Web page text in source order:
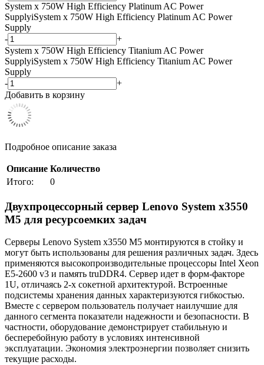
System x 750W High Efficiency Platinum AC Power
SupplyiSystem x 750W High Efficiency Platinum AC Power
Supply
-
+
System x 750W High Efficiency Titanium AC Power
SupplyiSystem x 750W High Efficiency Titanium AC Power
Supply
-
+
Добавить в корзину
Подробное описание заказа
Описание Количество
Итого:
0
Двухпроцессорный сервер Lenovo System x3550
M5 для ресурсоемких задач
Серверы Lenovo System x3550 M5 монтируются в стойку и
могут быть использованы для решения различных задач. Здесь
применяются высокопроизводительные процессоры Intel Xeon
E5-2600 v3 и память truDDR4. Сервер идет в форм-факторе
1U, отличаясь 2-х сокетной архитектурой. Встроенные
подсистемы хранения данных характеризуются гибкостью.
Вместе с сервером пользователь получает наилучшие для
данного сегмента показатели надежности и безопасности. В
частности, оборудование демонстрирует стабильную и
бесперебойную работу в условиях интенсивной
эксплуатации. Экономия электроэнергии позволяет снизить
текущие расходы.